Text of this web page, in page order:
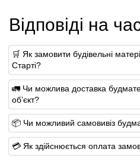
Відповіді на
🛒 Як замовити будівельні
Старті?
🚛 Чи можлива доставка
об’єкт?
📦 Чи можливий самовивіз
💳 Як здійснюється оплата